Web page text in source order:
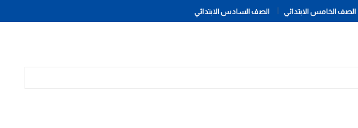
الصف الخامس الابتدائي الصف السادس الابتدائي